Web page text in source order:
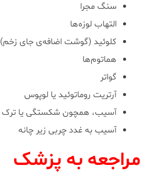
سنگ مجرا
التهاب لوزه‌ها
کلوئید (گوشت اضافه‌ی جای زخم)
هماتوم‌ها
گواتر
آرتریت روماتوئید یا لوپوس
آسیب، همچون شکستگی یا ترک
آسیب به غدد چربی زیر چانه
مراجعه به پزشک